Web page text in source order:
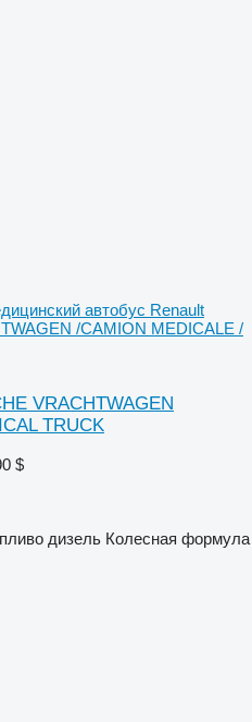
автобус Renault
/CAMION MEDICALE /
VRACHTWAGEN
TRUCK
$
дизель Колесная формула